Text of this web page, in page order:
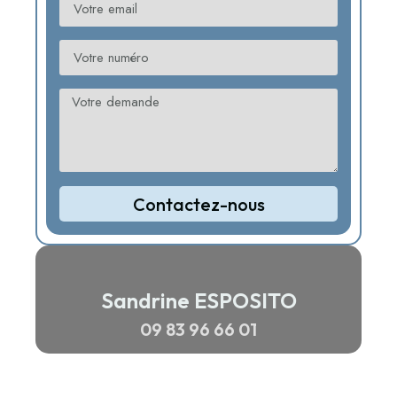
Contactez-nous
Sandrine ESPOSITO
09 83 96 66 01